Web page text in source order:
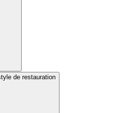
de restauration